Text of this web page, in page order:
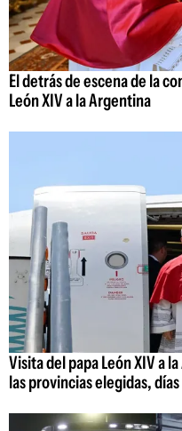
El detrás de escena de la
León XIV a la Argentina
Visita del papa León XIV a
las provincias elegidas,